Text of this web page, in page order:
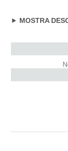
MOSTRA